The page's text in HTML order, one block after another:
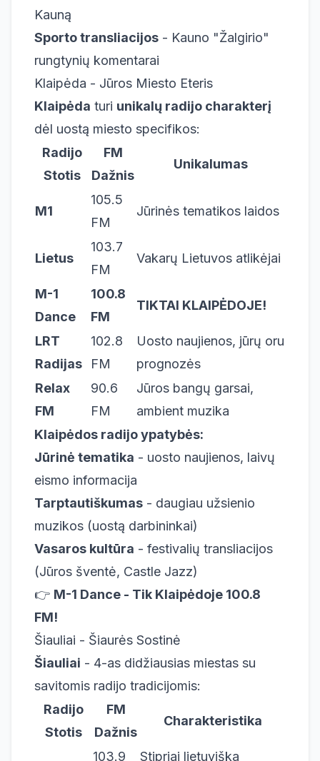
Kauną
Sporto transliacijos - Kauno "Žalgirio"
rungtynių komentarai
Klaipėda - Jūros Miesto Eteris
Klaipėda turi unikalų radijo charakterį
dėl uostą miesto specifikos:
Radijo
Stotis
FM
Dažnis
Unikalumas
M1
105.5
FM
Jūrinės tematikos laidos
Lietus
103.7
FM
Vakarų Lietuvos atlikėjai
M-1
Dance
100.8
FM
TIKTAI KLAIPĖDOJE!
LRT
Radijas
102.8
FM
Uosto naujienos, jūrų oru
prognozės
Relax
FM
90.6
FM
Jūros bangų garsai,
ambient muzika
Klaipėdos radijo ypatybės:
Jūrinė tematika - uosto naujienos, laivų
eismo informacija
Tarptautiškumas - daugiau užsienio
muzikos (uostą darbininkai)
Vasaros kultūra - festivalių transliacijos
(Jūros šventė, Castle Jazz)
👉 M-1 Dance - Tik Klaipėdoje 100.8
FM!
Šiauliai - Šiaurės Sostinė
Šiauliai - 4-as didžiausias miestas su
savitomis radijo tradicijomis:
Radijo
Stotis
FM
Dažnis
Charakteristika
103.9 Stipriai lietuviška